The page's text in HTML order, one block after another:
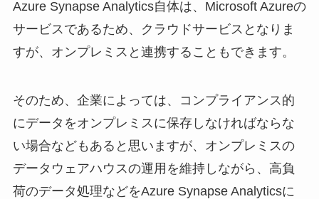
Azure Synapse Analytics自体は、Microsoft Azureの
サービスであるため、クラウドサービスとなりま
すが、オンプレミスと連携することもできます。
そのため、企業によっては、コンプライアンス的
にデータをオンプレミスに保存しなければならな
い場合などもあると思いますが、オンプレミスの
データウェアハウスの運用を維持しながら、高負
荷のデータ処理などをAzure Synapse Analyticsに